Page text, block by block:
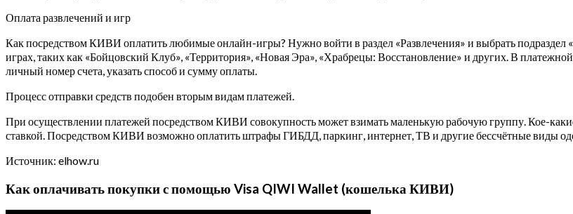
Оплата развлечений и игр
Как посредством КИВИ оплатить любимые онлайн-игры? Нужно войти в раздел «Развлечения» и выбрать
играх, таких как «Бойцовский Клуб», «Территория», «Новая Эра», «Храбрецы: Восстановление» и других. В
личный номер счета, указать способ и сумму оплаты.
Процесс отправки средств подобен вторым видам платежей.
При осуществлении платежей посредством КИВИ совокупность может взимать маленькую рабочую группу. Кое-
ставкой. Посредством КИВИ возможно оплатить штрафы ГИБДД, паркинг, интернет, ТВ и другие бессчётные виды
Источник: elhow.ru
Как оплачивать покупки с помощью Visa QIWI Wallet (кошелька КИВИ)